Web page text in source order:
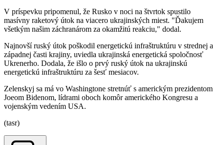
V príspevku pripomenul, že Rusko v noci na štvrtok spustilo
masívny raketový útok na viacero ukrajinských miest. "Ďakujem
všetkým našim záchranárom za okamžitú reakciu," dodal.
Najnovší ruský útok poškodil energetickú infraštruktúru v strednej a
západnej časti krajiny, uviedla ukrajinská energetická spoločnosť
Ukrenerho. Dodala, že išlo o prvý ruský útok na ukrajinskú
energetickú infraštruktúru za šesť mesiacov.
Zelenskyj sa má vo Washingtone stretnúť s americkým prezidentom
Joeom Bidenom, lídrami oboch komôr amerického Kongresu a
vojenským vedením USA.
(tasr)